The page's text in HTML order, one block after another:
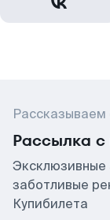
Рассказываем
Рассылка
Эксклюзивные
заботливые
Купибилета